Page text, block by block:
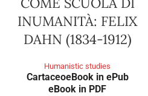
INUMANITÀ: FELIX
DAHN (1834-1912)
Humanistic studies
CartaceoeBook in ePub
eBook in PDF